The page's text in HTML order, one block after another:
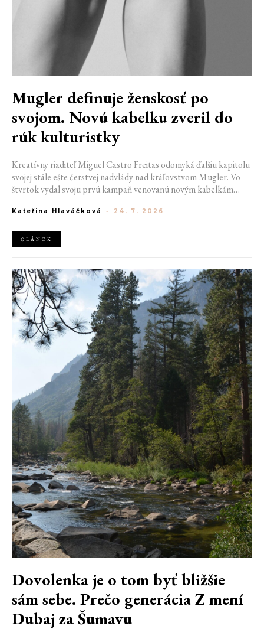
Mugler definuje ženskosť po
svojom. Novú kabelku zveril do
rúk kulturistky
Kreatívny riaditeľ Miguel Castro Freitas odomyká ďalšiu kapitolu
svojej stále ešte čerstvej nadvlády nad kráľovstvom Mugler. Vo
štvrtok vydal svoju prvú kampaň venovanú novým kabelkám
návrhár do módneho domu prišiel. Umne kombinuje výrazy
podobu ženskosti.
Kateřina Hlaváčková - 24. 7. 2026
ČLÁNOK
Dovolenka je o tom byť bližšie
sám sebe. Prečo generácia Z mení
Dubaj za Šumavu